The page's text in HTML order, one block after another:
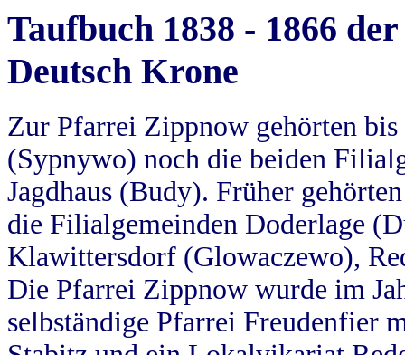
Taufbuch 1838 - 1866
Deutsch Krone
Zur Pfarrei Zippnow gehörten
(Sypnywo) noch die beiden
Jagdhaus (Budy). Früher
die Filialgemeinden Doderlage
Klawittersdorf (Glowaczewo),
Die Pfarrei Zippnow wurde im
selbständige Pfarrei Freudenfier